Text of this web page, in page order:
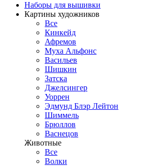
Наборы для вышивки
Картины художников
Все
Кинкейд
Афремов
Муха Альфонс
Васильев
Шишкин
Затска
Джелсингер
Уоррен
Эдмунд Блэр Лейтон
Шиммель
Брюллов
Васнецов
Животные
Все
Волки